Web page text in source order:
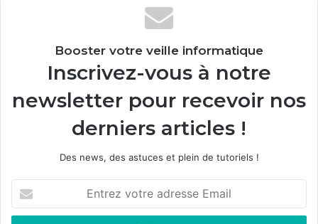
Booster votre veille informatique
Inscrivez-vous à notre
newsletter pour recevoir nos
derniers articles !
Des news, des astuces et plein de tutoriels !
t